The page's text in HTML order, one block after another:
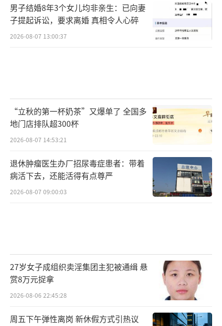
男子结婚8年3个女儿均非亲生：已向妻
子提起诉讼，要求离婚 真相令人心碎
2026-08-07 13:00:37
“立秋的第一杯奶茶”又爆单了 全国多
地门店排队超300杯
2026-08-07 14:53:21
退休肿瘤医生办厂招尿毒症患者：带着
病活下去，还能活得有点尊严
2026-08-07 09:00:03
27岁女子成组织卖淫集团主犯被通缉 悬
赏8万元捉拿
2026-08-06 22:45:28
周五下午弹性离岗 新休假方式引热议